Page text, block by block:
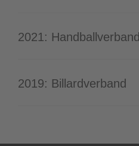
2021: Handballverband
2019: Billardverband